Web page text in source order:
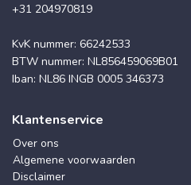
+31 204970819
KvK nummer: 66242533
BTW nummer: NL856459069B01
Iban: NL86 INGB 0005 346373
Klantenservice
Over ons
Algemene voorwaarden
Disclaimer